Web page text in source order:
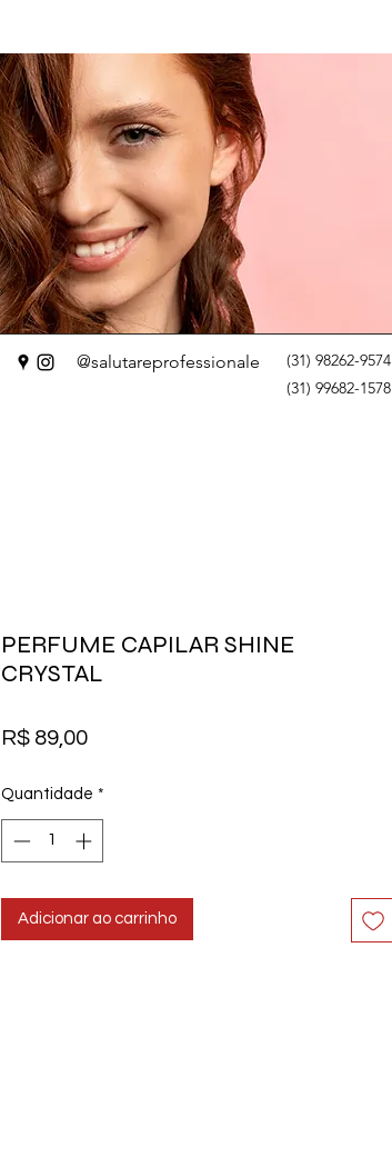
@salutareprofessionale
(31) 98262-9574
(31) 99682-1578
PERFUME CAPILAR SHINE
CRYSTAL
R$ 89,00Preço
Quantidade *
Adicionar ao carrinho